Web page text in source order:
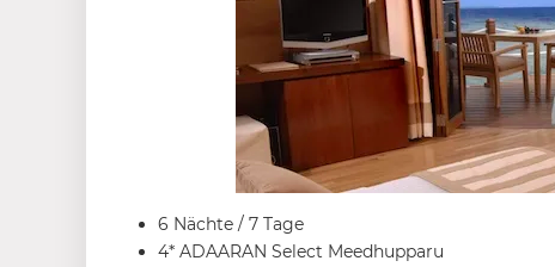
6 Nächte / 7 Tage
4* ADAARAN Select Meedhupparu